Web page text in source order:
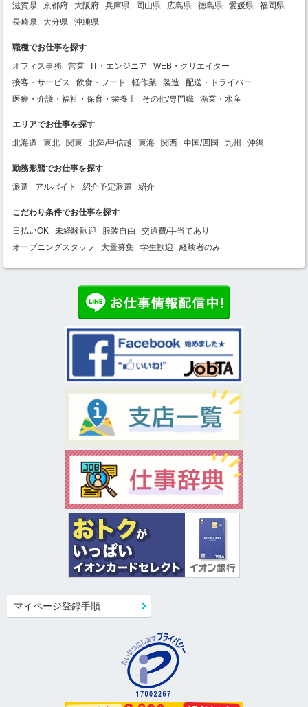
滋賀県
京都府 大阪府 兵庫県 岡山県 広島県 徳島県 愛媛県
福岡県
長崎県
大分県 沖縄県
職種でお仕事を探す
オフィス事務
営業 IT・エンジニア
WEB・クリエイター
接客・サービス
飲食・フード 軽作業 製造
配送・ドライバー
医療・介護・福祉・保育・栄養士
その他/専門職 漁業・水産
エリアでお仕事を探す
北海道
東北 関東 北陸/甲信越 東海 関西 中国/四国 九州 沖縄
勤務形態でお仕事を探す
派遣
アルバイト 紹介予定派遣 紹介
こだわり条件でお仕事を探す
日払いOK
未経験歓迎 服装自由
交通費/手当てあり
オープニングスタッフ
大量募集 学生歓迎 経験者のみ
マイページ登録手順